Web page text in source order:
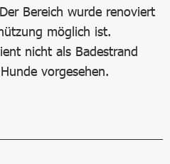
Bereich wurde renoviert
möglich ist.
nicht als Badestrand
vorgesehen.